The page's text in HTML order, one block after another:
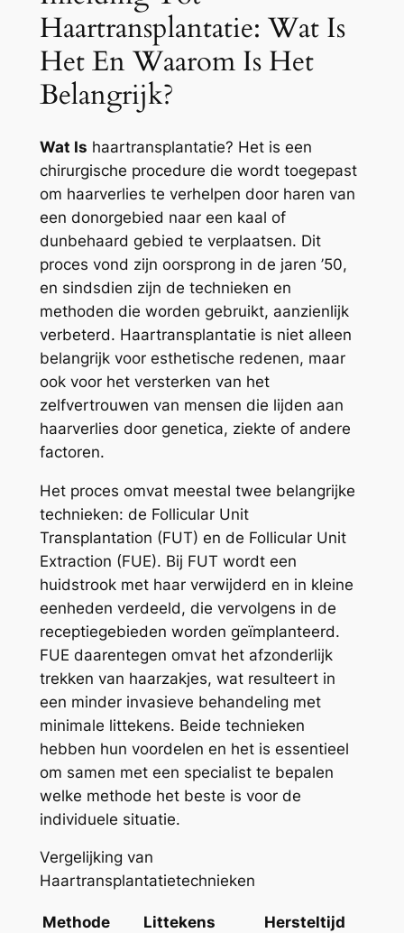
Haartransplantatie: Wat Is
Het En Waarom Is Het
Belangrijk?
Wat Is haartransplantatie? Het is een
chirurgische procedure die wordt toegepast
om haarverlies te verhelpen door haren van
een donorgebied naar een kaal of
dunbehaard gebied te verplaatsen. Dit
proces vond zijn oorsprong in de jaren ’50,
en sindsdien zijn de technieken en
methoden die worden gebruikt, aanzienlijk
verbeterd. Haartransplantatie is niet alleen
belangrijk voor esthetische redenen, maar
ook voor het versterken van het
zelfvertrouwen van mensen die lijden aan
haarverlies door genetica, ziekte of andere
factoren.
Het proces omvat meestal twee belangrijke
technieken: de Follicular Unit
Transplantation (FUT) en de Follicular Unit
Extraction (FUE). Bij FUT wordt een
huidstrook met haar verwijderd en in kleine
eenheden verdeeld, die vervolgens in de
receptiegebieden worden geïmplanteerd.
FUE daarentegen omvat het afzonderlijk
trekken van haarzakjes, wat resulteert in
een minder invasieve behandeling met
minimale littekens. Beide technieken
hebben hun voordelen en het is essentieel
om samen met een specialist te bepalen
welke methode het beste is voor de
individuele situatie.
Vergelijking van
Haartransplantatietechnieken
Methode Littekens Hersteltijd